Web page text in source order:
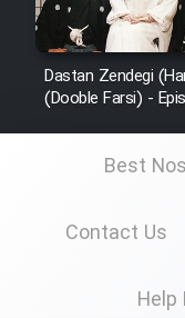
Dastan Zendegi
(Dooble Farsi) -
Best
Contact Us
Help